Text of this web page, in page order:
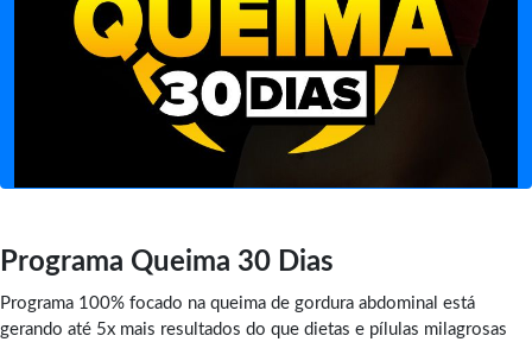
Programa Queima 30 Dias
Programa 100% focado na queima de gordura abdominal está
gerando até 5x mais resultados do que dietas e pílulas milagrosas